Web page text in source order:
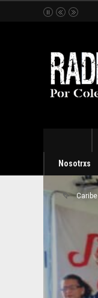
Nosotrxs
Caribe